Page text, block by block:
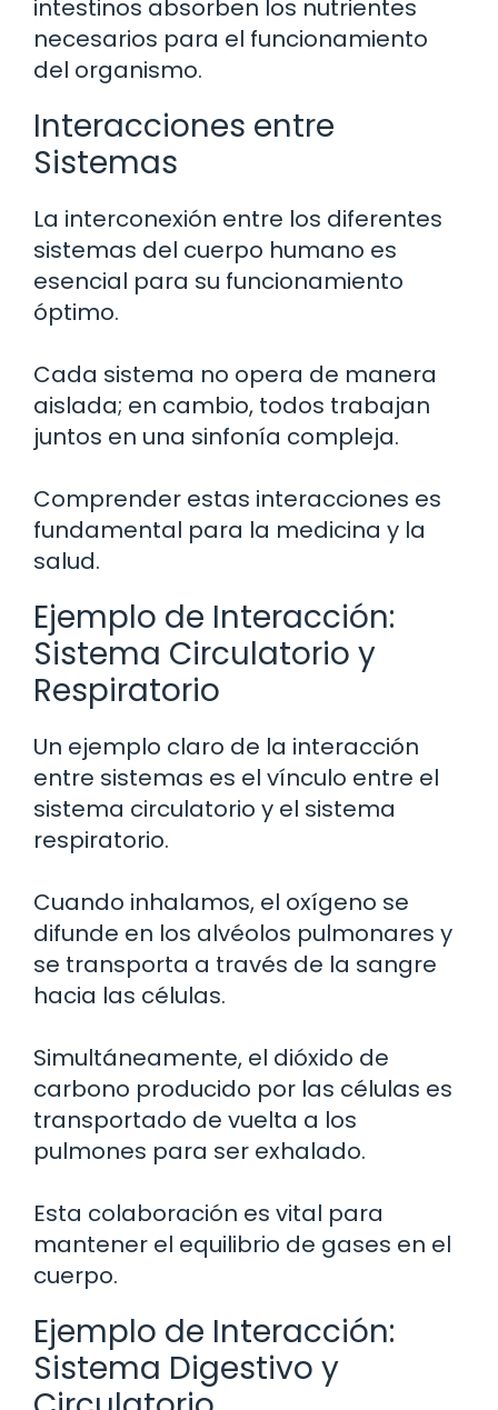
intestinos absorben los nutrientes
necesarios para el funcionamiento
del organismo.
Interacciones entre
Sistemas
La interconexión entre los diferentes
sistemas del cuerpo humano es
esencial para su funcionamiento
óptimo.
Cada sistema no opera de manera
aislada; en cambio, todos trabajan
juntos en una sinfonía compleja.
Comprender estas interacciones es
fundamental para la medicina y la
salud.
Ejemplo de Interacción:
Sistema Circulatorio y
Respiratorio
Un ejemplo claro de la interacción
entre sistemas es el vínculo entre el
sistema circulatorio y el sistema
respiratorio.
Cuando inhalamos, el oxígeno se
difunde en los alvéolos pulmonares y
se transporta a través de la sangre
hacia las células.
Simultáneamente, el dióxido de
carbono producido por las células es
transportado de vuelta a los
pulmones para ser exhalado.
Esta colaboración es vital para
mantener el equilibrio de gases en el
cuerpo.
Ejemplo de Interacción:
Sistema Digestivo y